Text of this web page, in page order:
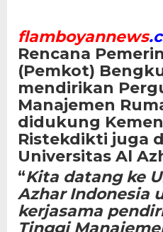
flamboyannews
Rencana
(Pemkot)
mendirikan
Manajemen
didukung
Ristekdikti juga
Universitas Al
“Kita datang ke
Azhar Indonesia
kerjasama
Tinggi